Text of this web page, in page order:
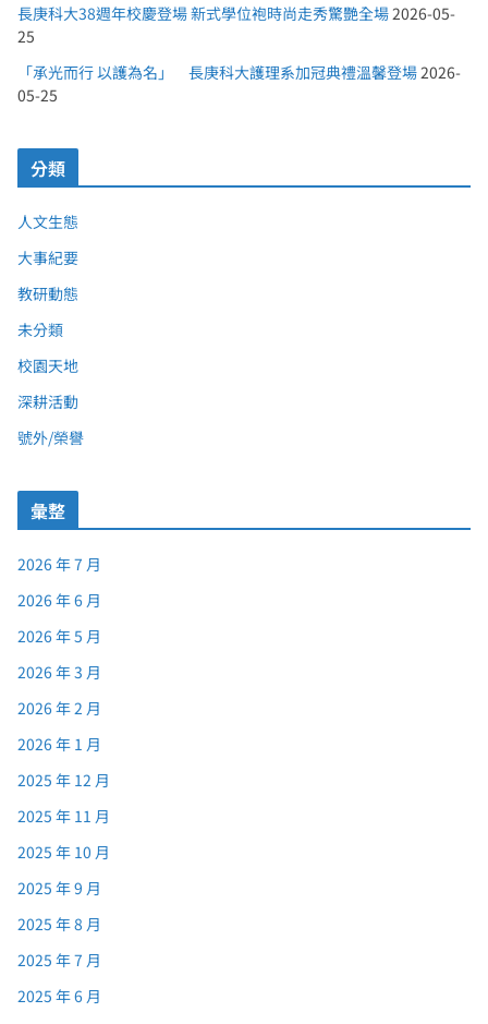
長庚科大38週年校慶登場 新式學位袍時尚走秀驚艷全場 2026-05-
25
「承光而行 以護為名」 長庚科大護理系加冠典禮溫馨登場 2026-
05-25
分類
人文生態
大事紀要
教研動態
未分類
校園天地
深耕活動
號外/榮譽
彙整
2026 年 7 月
2026 年 6 月
2026 年 5 月
2026 年 3 月
2026 年 2 月
2026 年 1 月
2025 年 12 月
2025 年 11 月
2025 年 10 月
2025 年 9 月
2025 年 8 月
2025 年 7 月
2025 年 6 月